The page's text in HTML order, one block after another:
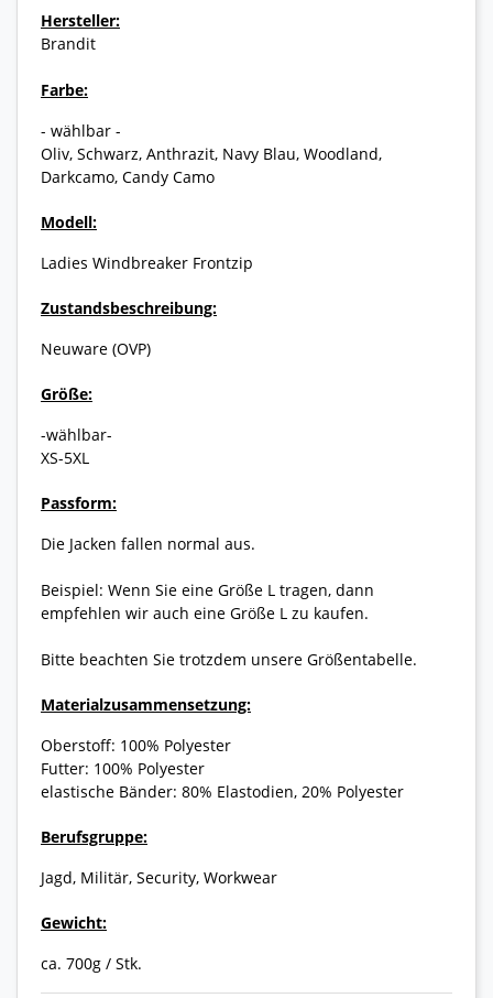
Hersteller:
Brandit
Farbe:
- wählbar -
Oliv, Schwarz, Anthrazit, Navy Blau, Woodland,
Darkcamo, Candy Camo
Modell:
Ladies Windbreaker Frontzip
Zustandsbeschreibung:
Neuware (OVP)
Größe:
-wählbar-
XS-5XL
Passform:
Die Jacken fallen normal aus.
Beispiel: Wenn Sie eine Größe L tragen, dann
empfehlen wir auch eine Größe L zu kaufen.
Bitte beachten Sie trotzdem unsere Größentabelle.
Materialzusammensetzung:
Oberstoff: 100% Polyester
Futter: 100% Polyester
elastische Bänder: 80% Elastodien, 20% Polyester
Berufsgruppe:
Jagd, Militär, Security, Workwear
Gewicht:
ca. 700g / Stk.